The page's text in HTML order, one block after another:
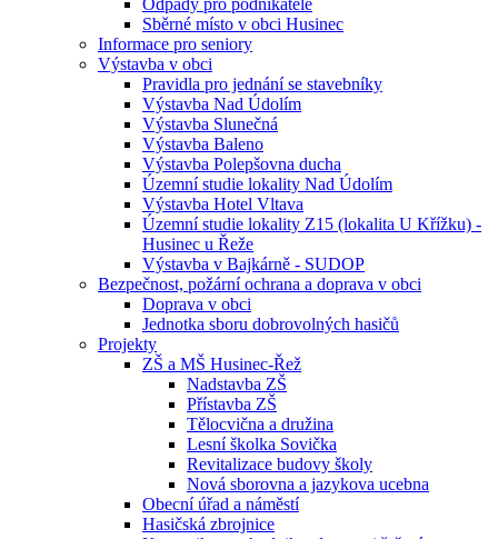
Odpady pro podnikatele
Sběrné místo v obci Husinec
Informace pro seniory
Výstavba v obci
Pravidla pro jednání se stavebníky
Výstavba Nad Údolím
Výstavba Slunečná
Výstavba Baleno
Výstavba Polepšovna ducha
Územní studie lokality Nad Údolím
Výstavba Hotel Vltava
Územní studie lokality Z15 (lokalita U Křížku) -
Husinec u Řeže
Výstavba v Bajkárně - SUDOP
Bezpečnost, požární ochrana a doprava v obci
Doprava v obci
Jednotka sboru dobrovolných hasičů
Projekty
ZŠ a MŠ Husinec-Řež
Nadstavba ZŠ
Přístavba ZŠ
Tělocvična a družina
Lesní školka Sovička
Revitalizace budovy školy
Nová sborovna a jazykova ucebna
Obecní úřad a náměstí
Hasičská zbrojnice